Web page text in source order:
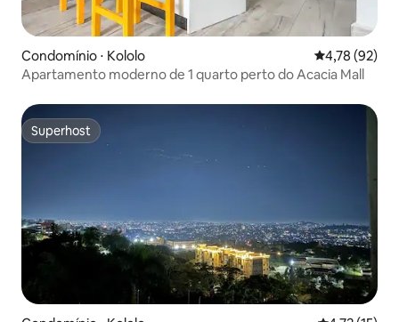
Condomínio ⋅ Kololo 4,78 de uma
4,78 (92)
Apartamento moderno de 1 quarto perto do Acacia Mall
Superhost
Superhost